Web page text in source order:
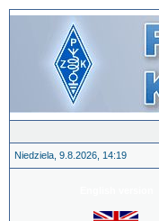
Niedziela, 9.8.2026, 14:19